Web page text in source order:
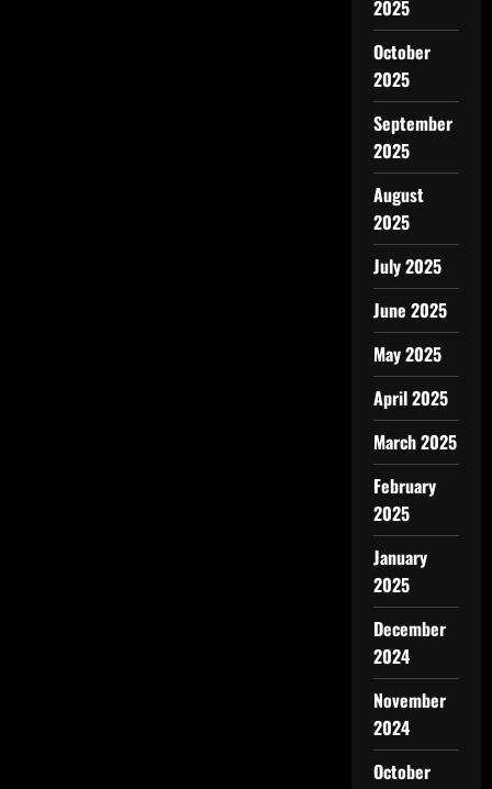
2025
October
2025
September
2025
August
2025
July 2025
June 2025
May 2025
April 2025
March 2025
February
2025
January
2025
December
2024
November
2024
October